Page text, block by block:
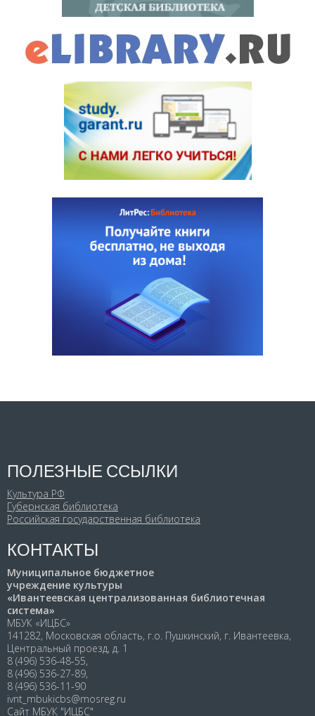
ПОЛЕЗНЫЕ ССЫЛКИ
Культура РФ
Губернская библиотека
Российская государственная библиотека
КОНТАКТЫ
Муниципальное бюджетное
учреждение культуры
«Ивантеевская централизованная библиотечная
система»
МБУК «ИЦБС»
141282, Московская область, г.о. Пушкинский, г. Ивантеевка,
Центральный проезд, д. 1
8 (496) 536-48-55,
8 (496) 536-27-89,
8 (496) 536-11-90
ivnt_mbukicbs@mosreg.ru
Сайт МБУК "ИЦБС"